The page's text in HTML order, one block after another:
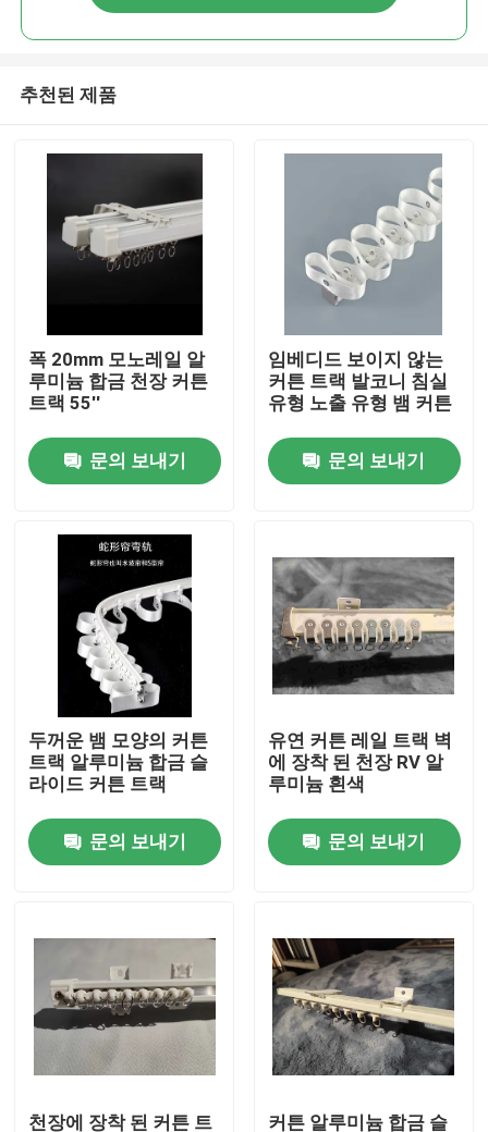
우리에 대하여
공장 여행
품질 관리
인용문을 요구하세요
사용 된 패션 의류
초등 아동복
추천된 제품
폭 20mm 모노레일 알
루미늄 합금 천장 커튼
트랙 55''
문의 보내기
임베디드 보이지 않는
커튼 트랙 발코니 침실
유형 노출 유형 뱀 커튼
문의 보내기
두꺼운 뱀 모양의 커튼
트랙 알루미늄 합금 슬
라이드 커튼 트랙
문의 보내기
유연 커튼 레일 트랙 벽
에 장착 된 천장 RV 알
루미늄 흰색
문의 보내기
천장에 장착 된 커튼 트 커튼 알루미늄 합금 슬